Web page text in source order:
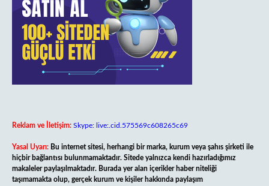
Reklam ve İletişim: Skype: live:.cid.575569c608265c69
Yasal Uyarı: Bu internet sitesi, herhangi bir marka, kurum veya şahıs şirketi ile
hiçbir bağlantısı bulunmamaktadır. Sitede yalnızca kendi hazırladığımız
makaleler paylaşılmaktadır. Burada yer alan içerikler haber niteliği
taşımamakta olup, gerçek kurum ve kişiler hakkında paylaşım